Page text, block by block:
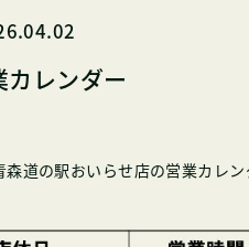
レンダー
道の駅おいらせ店の営業カレン